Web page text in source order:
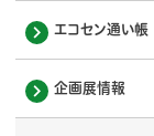
エコセン通い帳
企画展情報